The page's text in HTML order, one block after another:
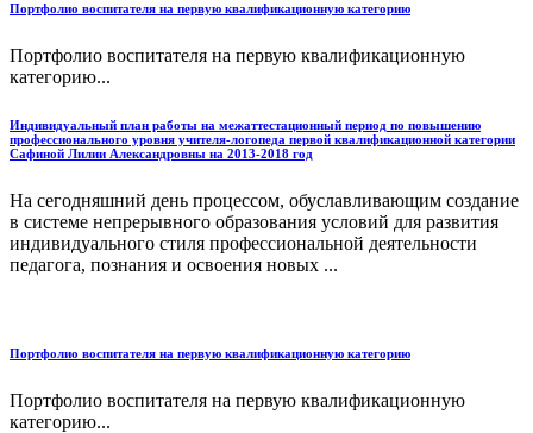
Портфолио воспитателя на первую квалификационную категорию
Портфолио воспитателя на первую квалификационную
категорию...
Индивидуальный план работы на межаттестационный период по повышению
профессионального уровня учителя-логопеда первой квалификационной категории
Сафиной Лилии Александровны на 2013-2018 год
На сегодняшний день процессом, обуславливающим создание
в системе непрерывного образования условий для развития
индивидуального стиля профессиональной деятельности
педагога, познания и освоения новых ...
Портфолио воспитателя на первую квалификационную категорию
Портфолио воспитателя на первую квалификационную
категорию...